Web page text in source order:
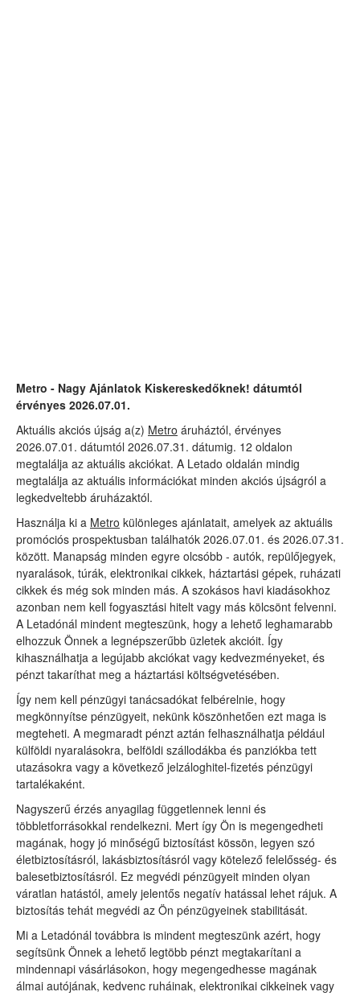
Metro - Nagy Ajánlatok Kiskereskedőknek! dátumtól
érvényes 2026.07.01.
Aktuális akciós újság a(z) Metro áruháztól, érvényes
2026.07.01. dátumtól 2026.07.31. dátumig. 12 oldalon
megtalálja az aktuális akciókat. A Letado oldalán mindig
megtalálja az aktuális információkat minden akciós újságról a
legkedveltebb áruházaktól.
Használja ki a Metro különleges ajánlatait, amelyek az aktuális
promóciós prospektusban találhatók 2026.07.01. és 2026.07.31.
között. Manapság minden egyre olcsóbb - autók, repülőjegyek,
nyaralások, túrák, elektronikai cikkek, háztartási gépek, ruházati
cikkek és még sok minden más. A szokásos havi kiadásokhoz
azonban nem kell fogyasztási hitelt vagy más kölcsönt felvenni.
A Letadónál mindent megteszünk, hogy a lehető leghamarabb
elhozzuk Önnek a legnépszerűbb üzletek akcióit. Így
kihasználhatja a legújabb akciókat vagy kedvezményeket, és
pénzt takaríthat meg a háztartási költségvetésében.
Így nem kell pénzügyi tanácsadókat felbérelnie, hogy
megkönnyítse pénzügyeit, nekünk köszönhetően ezt maga is
megteheti. A megmaradt pénzt aztán felhasználhatja például
külföldi nyaralásokra, belföldi szállodákba és panziókba tett
utazásokra vagy a következő jelzáloghitel-fizetés pénzügyi
tartalékaként.
Nagyszerű érzés anyagilag függetlennek lenni és
többletforrásokkal rendelkezni. Mert így Ön is megengedheti
magának, hogy jó minőségű biztosítást kössön, legyen szó
életbiztosításról, lakásbiztosításról vagy kötelező felelősség- és
balesetbiztosításról. Ez megvédi pénzügyeit minden olyan
váratlan hatástól, amely jelentős negatív hatással lehet rájuk. A
biztosítás tehát megvédi az Ön pénzügyeinek stabilitását.
Mi a Letadónál továbbra is mindent megteszünk azért, hogy
segítsünk Önnek a lehető legtöbb pénzt megtakarítani a
mindennapi vásárlásokon, hogy megengedhesse magának
álmai autójának, kedvenc ruháinak, elektronikai cikkeinek vagy